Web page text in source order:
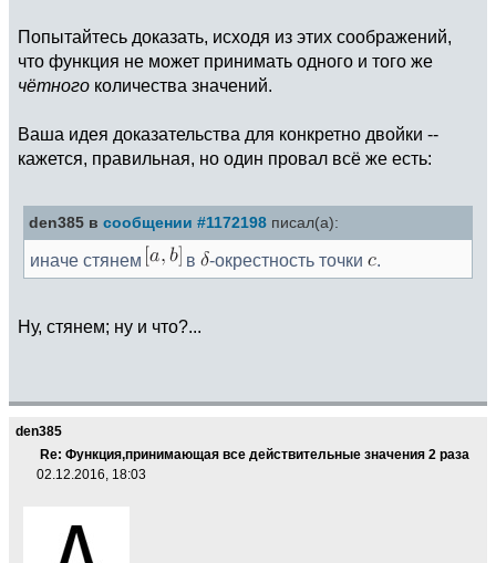
Попытайтесь доказать, исходя из этих соображений,
что функция не может принимать одного и того же
чётного количества значений.
Ваша идея доказательства для конкретно двойки --
кажется, правильная, но один провал всё же есть:
den385 в сообщении #1172198 писал(а):
иначе стянем в -окрестность точки .
Ну, стянем; ну и что?...
den385
Re: Функция,принимающая все действительные значения 2 раза
02.12.2016, 18:03